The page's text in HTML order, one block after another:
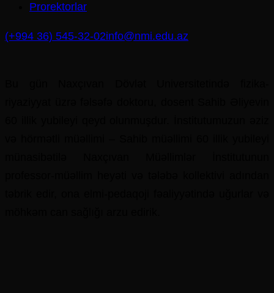
Prorektorlar
(+994 36) 545-32-02info@nmi.edu.az